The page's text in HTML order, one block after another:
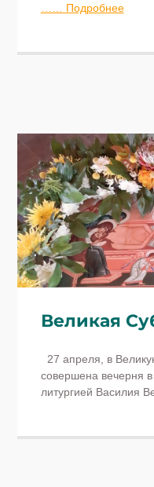
…… Подробнее
Великая
27 апреля, в
совершена вечерня
литургией